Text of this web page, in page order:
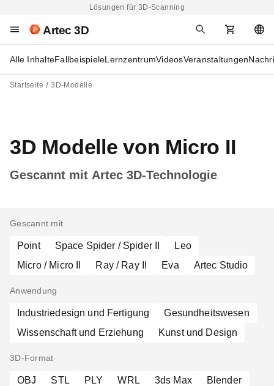
Lösungen für 3D-Scanning
Artec 3D
Alle InhalteFallbeispieleLernzentrumVideosVeranstaltungen
Startseite 3D-Modelle
3D Modelle von Micro II
Gescannt mit Artec 3D-Technologie
Gescannt mit
Point Space Spider / Spider II
Leo
Micro / Micro II
Ray / Ray II Eva Artec Studio
Anwendung
Industriedesign und Fertigung
Gesundheitswesen
Wissenschaft und Erziehung
Kunst und Design
3D-Format
OBJ STL PLY WRL 3ds Max
Blender